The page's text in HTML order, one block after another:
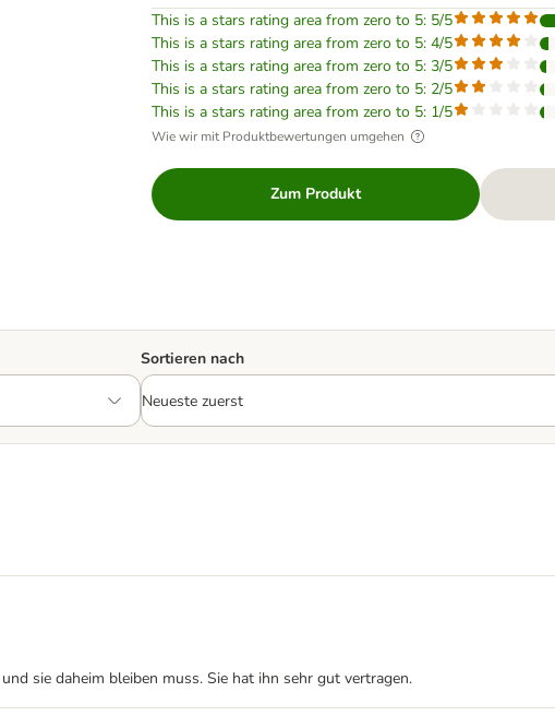
This is a stars rating area from zero to 5: 5/5
This is a stars rating area from zero to 5: 4/5
This is a stars rating area from zero to 5: 3/5
This is a stars rating area from zero to 5: 2/5
This is a stars rating area from zero to 5: 1/5
Wie wir mit Produktbewertungen umgehen
Zum Produkt
Sortieren nach
sie daheim bleiben muss. Sie hat ihn sehr gut vertragen.